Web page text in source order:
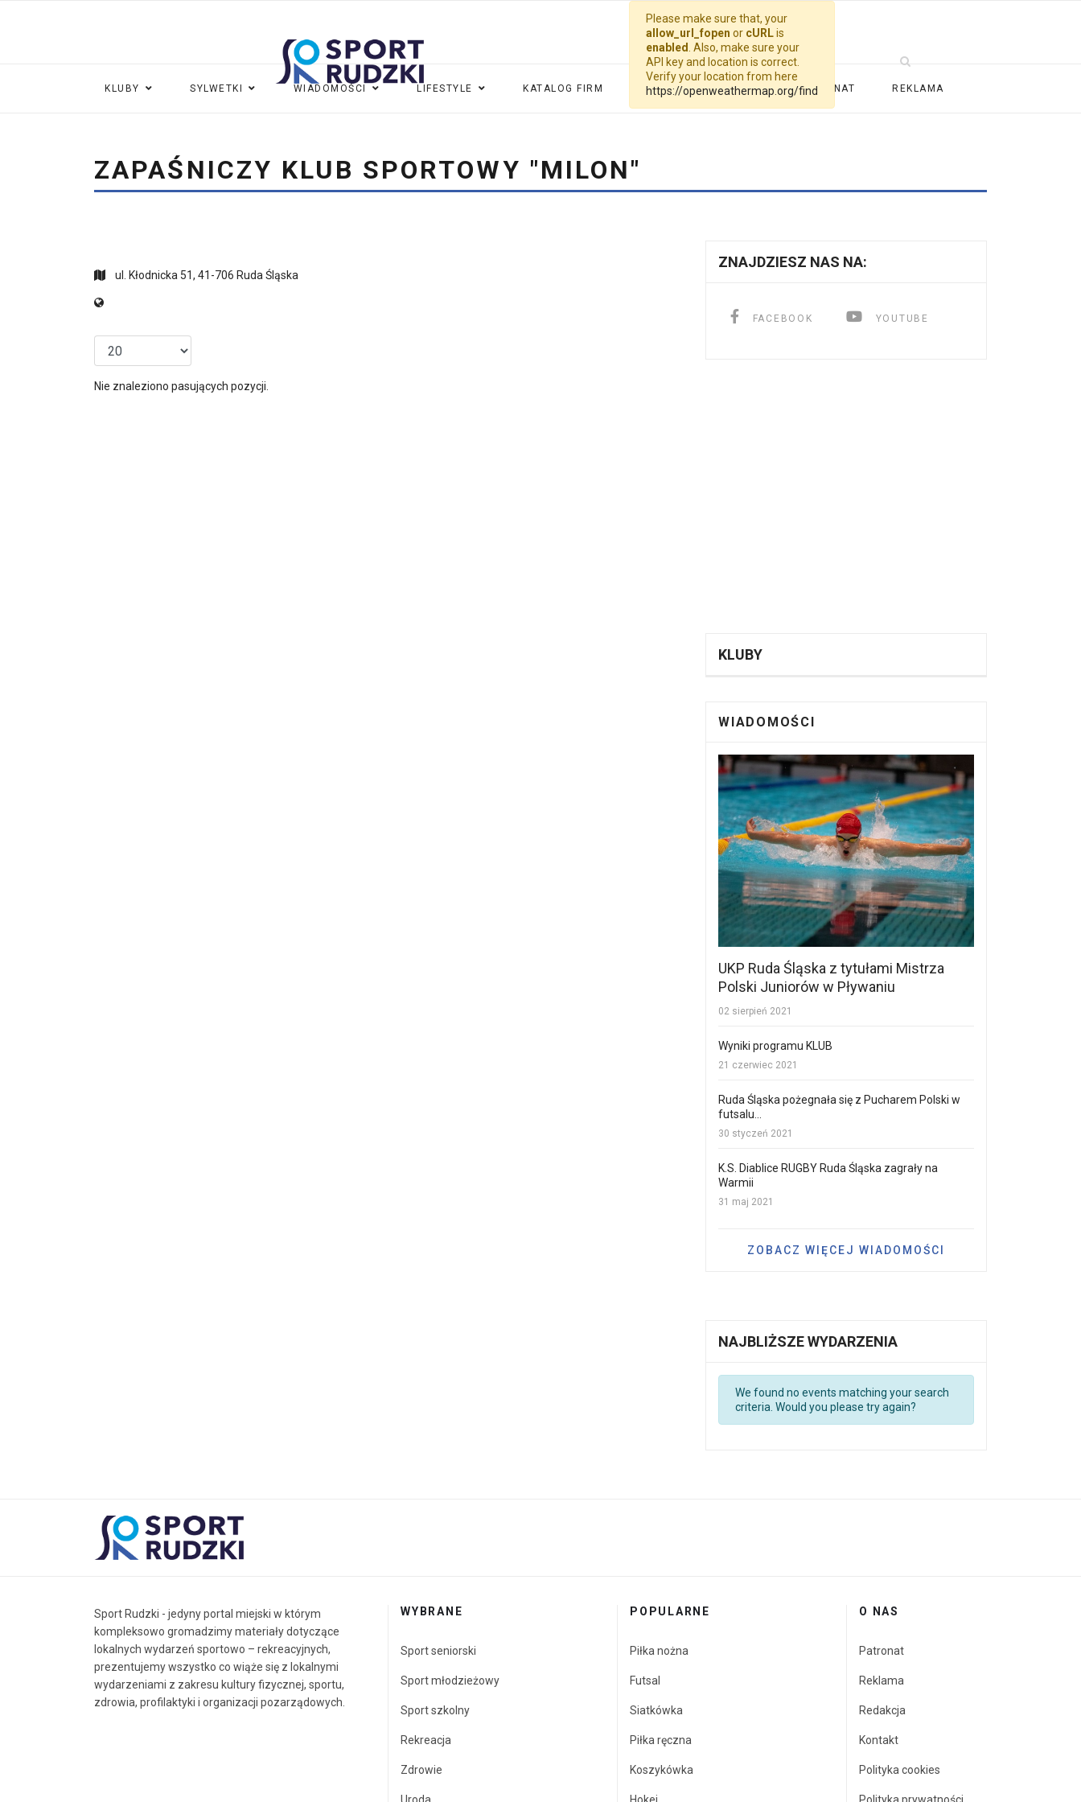
Please make sure that, your
allow_url_fopen or cURLis
enabled . Also, make sure your
API key and location is correct.
Verify your location from here
https://openweathermap.org/find
KLUBY SYLWETKI WIADOMOŚCI LIFESTYLE KATALOG FIRM WIDEO GALERIA PATRONAT REKLAMA
ZAPAŚNICZY KLUB SPORTOWY "MILON"
ul. Kłodnicka 51, 41-706 Ruda Śląska
Nie znaleziono pasujących pozycji.
ZNAJDZIESZ NAS NA:
FACEBOOK YOUTUBE
KLUBY
WIADOMOŚCI
UKP Ruda Śląska z tytułami Mistrza
Polski Juniorów w Pływaniu
02 sierpień 2021
Wyniki programu KLUB
21 czerwiec 2021
Ruda Śląska pożegnała się z Pucharem Polski w
futsalu...
30 styczeń 2021
K.S. Diablice RUGBY Ruda Śląska zagrały na
Warmii
31 maj 2021
ZOBACZ WIĘCEJ WIADOMOŚCI
NAJBLIŻSZE WYDARZENIA
We found no events matching your search
criteria. Would you please try again?
Sport Rudzki - jedyny portal miejski w którym
kompleksowo gromadzimy materiały dotyczące
lokalnych wydarzeń sportowo – rekreacyjnych,
prezentujemy wszystko co wiąże się z lokalnymi
wydarzeniami z zakresu kultury fizycznej, sportu,
zdrowia, profilaktyki i organizacji pozarządowych.
WYBRANE
Sport seniorski
Sport młodzieżowy
Sport szkolny
Rekreacja
Zdrowie
Uroda
POPULARNE
Piłka nożna
Futsal
Siatkówka
Piłka ręczna
Koszykówka
Hokej
O NAS
Patronat
Reklama
Redakcja
Kontakt
Polityka cookies
Polityka prywatności